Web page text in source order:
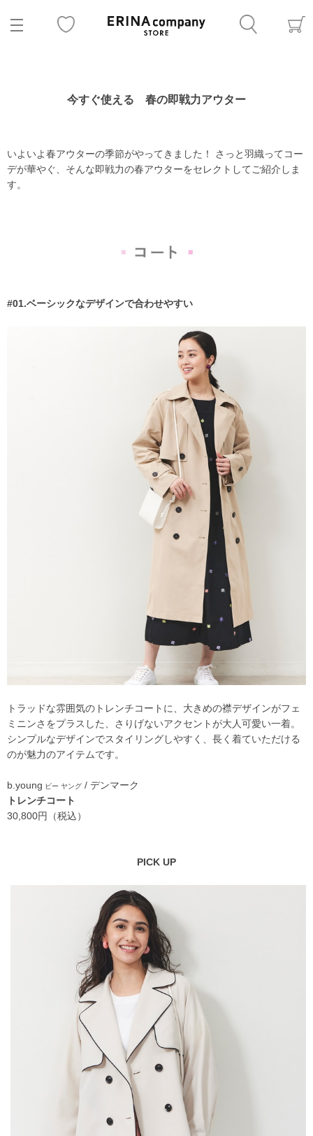
今すぐ使える 春の即戦力アウター
いよいよ春アウターの季節がやってきました！ さっと羽織ってコー
デが華やぐ、そんな即戦力の春アウターをセレクトしてご紹介しま
す。
#01.ベーシックなデザインで合わせやすい
トラッドな雰囲気のトレンチコートに、大きめの襟デザインがフェ
ミニンさをプラスした、さりげないアクセントが大人可愛い一着。
シンプルなデザインでスタイリングしやすく、長く着ていただける
のが魅力のアイテムです。
b.young ビー ヤング / デンマーク
トレンチコート
30,800円（税込）
PICK UP